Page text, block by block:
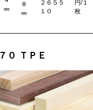
㎜
８
㎜
２６５５
１０
円/１
枚
０ ＴＰＥ